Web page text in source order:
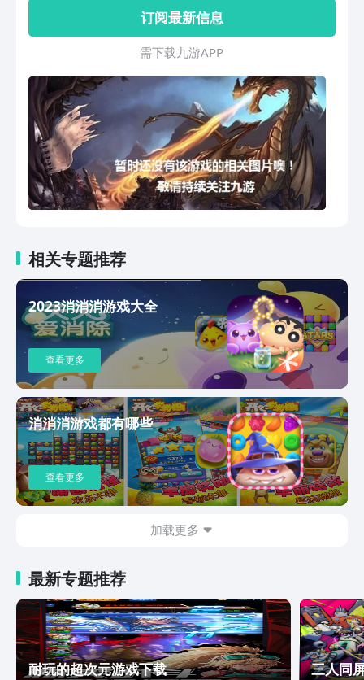
订阅最新信息
需 下 载 九 游 A P P
相关专题推荐
2023消消消游戏大全
查看更多
消消消游戏都有哪些
查看更多
加载更多
最新专题推荐
耐玩的超次元游戏下载 三人同